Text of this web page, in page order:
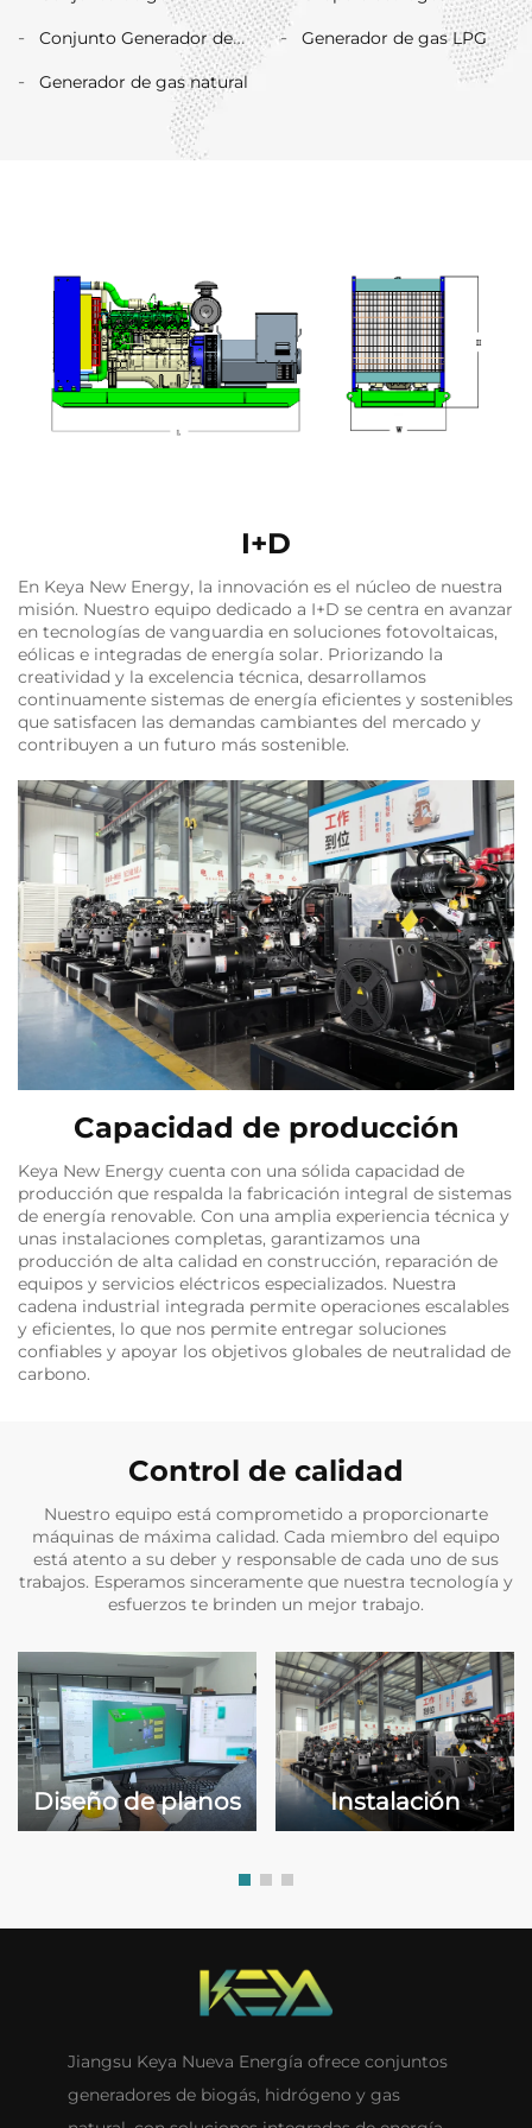
Conjunto Generador de
Generador de gas LPG
Generador de gas natural
I+D
En Keya New Energy, la innovación es el núcleo de nuestra
misión. Nuestro equipo dedicado a I+D se centra en avanzar
en tecnologías de vanguardia en soluciones fotovoltaicas,
eólicas e integradas de energía solar. Priorizando la
creatividad y la excelencia técnica, desarrollamos
continuamente sistemas de energía eficientes y sostenibles
que satisfacen las demandas cambiantes del mercado y
contribuyen a un futuro más sostenible.
Capacidad de producción
Keya New Energy cuenta con una sólida capacidad de
producción que respalda la fabricación integral de sistemas
de energía renovable. Con una amplia experiencia técnica y
unas instalaciones completas, garantizamos una
producción de alta calidad en construcción, reparación de
equipos y servicios eléctricos especializados. Nuestra
cadena industrial integrada permite operaciones escalables
y eficientes, lo que nos permite entregar soluciones
confiables y apoyar los objetivos globales de neutralidad de
carbono.
Control de calidad
Nuestro equipo está comprometido a proporcionarte
máquinas de máxima calidad. Cada miembro del equipo
está atento a su deber y responsable de cada uno de sus
trabajos. Esperamos sinceramente que nuestra tecnología y
esfuerzos te brinden un mejor trabajo.
Diseño de planos Instalación
Jiangsu Keya Nueva Energía ofrece conjuntos
generadores de biogás, hidrógeno y gas